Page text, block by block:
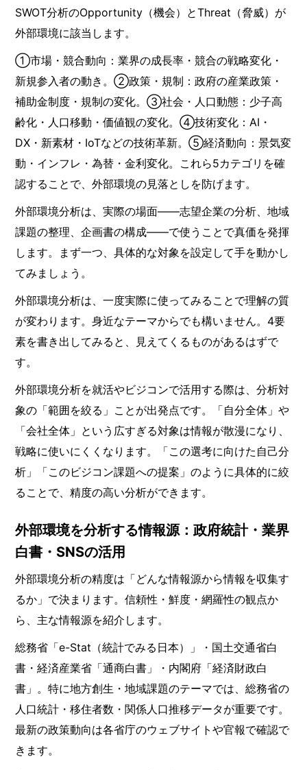
SWOT分析のOpportunity（機会）とThreat（脅威）が
外部環境に該当します。
①市場・競合動向：業界の成長率・競合の戦略変化・
新規参入者の動き。②政策・規制：政府の産業政策・
補助金制度・規制の変化。③社会・人口動態：少子高
齢化・人口移動・価値観の変化。④技術変化：AI・
DX・新素材・IoTなどの技術革新。⑤経済動向：景気変
動・インフレ・為替・金利変化。これら5カテゴリを確
認することで、外部環境の見落としを防げます。
外部環境分析は、実際の場面——志望企業の分析、地域
課題の整理、企画書の構成——で使うことで真価を発揮
します。まず一つ、具体的な対象を設定して手を動かし
てみましょう。
外部環境分析は、一度実際に使ってみることで理解の質
が変わります。身近なテーマからでも構いません。4要
素を書き出してみると、見えてくるものがあるはずで
す。
外部環境分析を就活やビジコンで活用する際は、分析対
象の「範囲を絞る」ことが出発点です。「自分全体」や
「会社全体」という広すぎる対象は情報が散漫になり、
戦略に使いにくくなります。「この選考に向けた自己分
析」「このビジコン課題への提案」のように具体的に絞
ることで、精度の高い分析ができます。
外部環境を分析する情報源：政府統計・業界
白書・SNSの活用
外部環境分析の精度は「どんな情報源から情報を収集す
るか」で決まります。信頼性・鮮度・網羅性の観点か
ら、主な情報源を紹介します。
総務省「e-Stat（統計でみる日本）」・国土交通省白
書・経済産業省「通商白書」・内閣府「経済財政白
書」。特に地方創生・地域課題のテーマでは、総務省の
人口統計・移住者数・関係人口推移データが重要です。
最新の政策動向は各省庁のウェブサイトや官報で確認で
きます。